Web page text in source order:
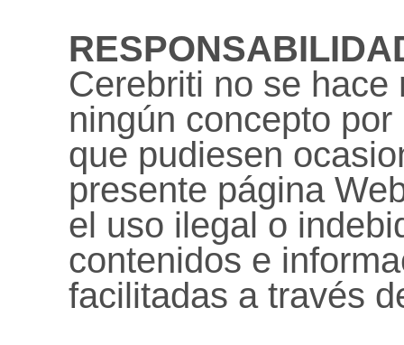
Cerebriti no se hace
ningún concepto
que pudiesen
presente página
el uso ilegal o
contenidos e
facilitadas a través